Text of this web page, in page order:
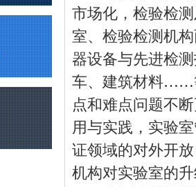
市场化，检验检
室、检验检测机
器设备与先进检
车、建筑材料……
点和难点问题不
用与实践，实验
证领域的对外开
机构对实验室的